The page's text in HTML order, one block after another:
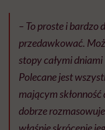
– To proste i bardzo
przedawkować.
stopy całymi
Polecane jest
mającym
dobrze